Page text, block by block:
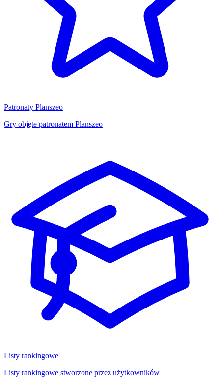
Patronaty Planszeo
Gry objęte patronatem Planszeo
Listy rankingowe
Listy rankingowe stworzone przez użytkowników